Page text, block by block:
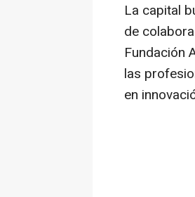
La capital
de
Fundación
las
en